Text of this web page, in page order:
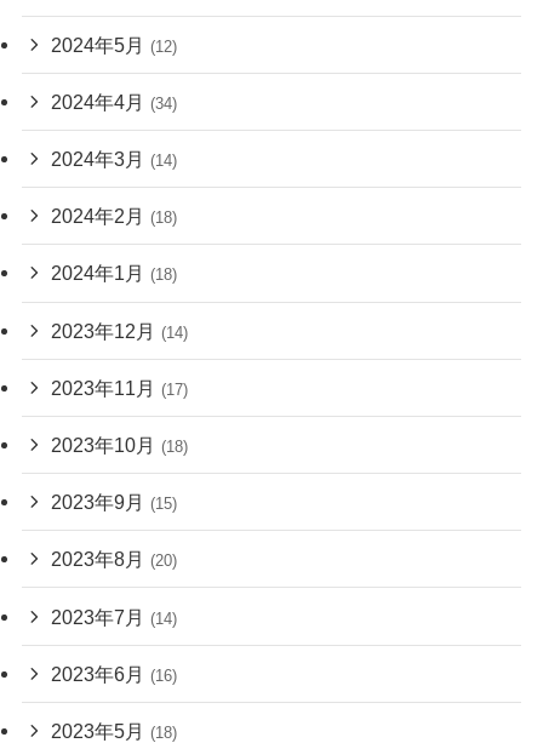
2024年5月 (12)
2024年4月 (34)
2024年3月 (14)
2024年2月 (18)
2024年1月 (18)
2023年12月 (14)
2023年11月 (17)
2023年10月 (18)
2023年9月 (15)
2023年8月 (20)
2023年7月 (14)
2023年6月 (16)
2023年5月 (18)